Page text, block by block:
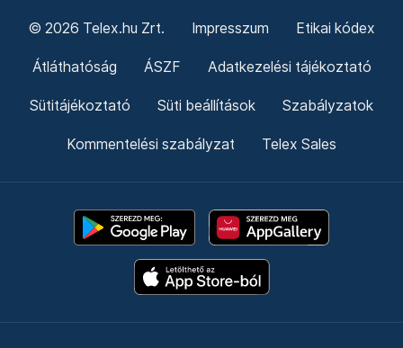
© 2026 Telex.hu Zrt. Impresszum Etikai kódex
Átláthatóság ÁSZF Adatkezelési tájékoztató
Sütitájékoztató Süti beállítások Szabályzatok
Kommentelési szabályzat Telex Sales